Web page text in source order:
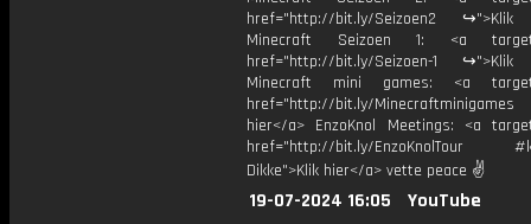
href="http://bit.ly/Seizoen2 ↪">Klik
Minecraft Seizoen 1: <a
href="http://bit.ly/Seizoen-1 ↪">Klik
Minecraft mini games: <a
href="http://bit.ly/
hier</a> EnzoKnol Meetings: <a
href="http://bit.ly/EnzoKnolTour
Dikke">Klik hier</a> vette peace ✌
19-07-2024 16:05
YouTube